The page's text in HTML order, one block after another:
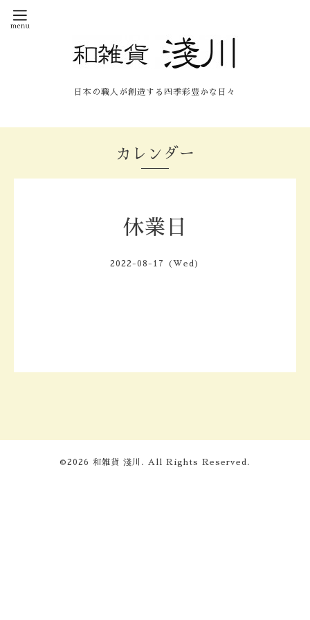
日本の職人が創造する四季彩豊かな日々
カレンダー
休業日
2022-08-17 (Wed)
©2026 和雑貨 淺川 . All Rights Reserved.